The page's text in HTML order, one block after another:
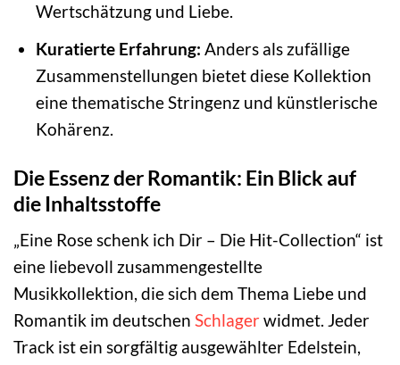
Wertschätzung und Liebe.
Kuratierte Erfahrung: Anders als zufällige
Zusammenstellungen bietet diese Kollektion
eine thematische Stringenz und künstlerische
Kohärenz.
Die Essenz der Romantik: Ein Blick auf
die Inhaltsstoffe
„Eine Rose schenk ich Dir – Die Hit-Collection“ ist
eine liebevoll zusammengestellte
Musikkollektion, die sich dem Thema Liebe und
Romantik im deutschen Schlagerwidmet. Jeder
Track ist ein sorgfältig ausgewählter Edelstein,